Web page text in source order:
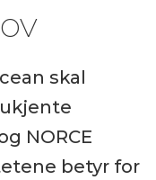
skal
NORCE
betyr for